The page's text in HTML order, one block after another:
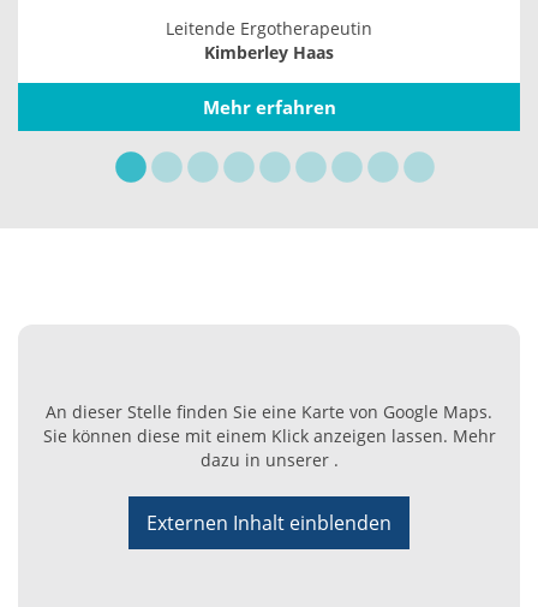
Leitende Ergotherapeutin
Kimberley Haas
Mehr erfahren
An dieser Stelle finden Sie eine Karte von Google Maps.
Sie können diese mit einem Klick anzeigen lassen. Mehr
dazu in unserer .
Externen Inhalt einblenden